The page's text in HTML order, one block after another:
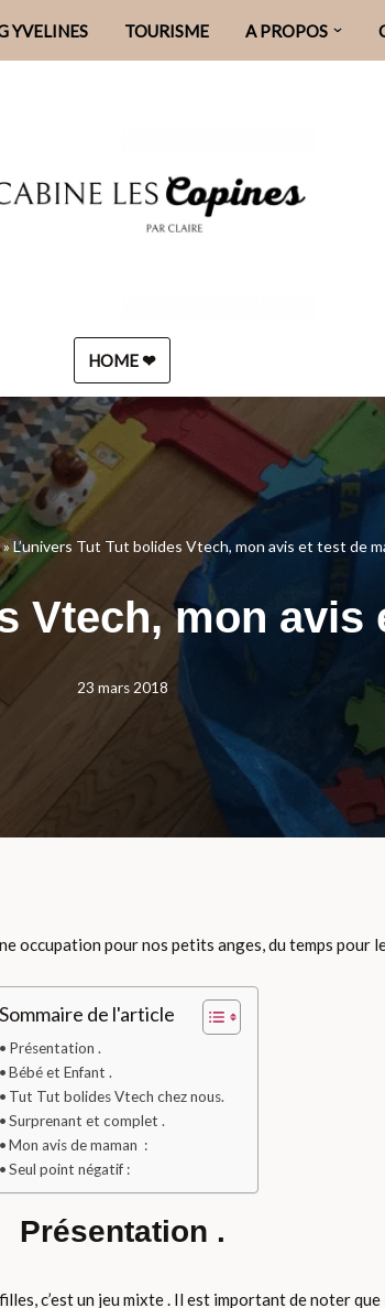
YVELINES TOURISME A PROPOS
HOME ❤︎
»L’univers Tut Tut bolides Vtech, mon avis et test de
Vtech, mon avis
23 mars 2018
occupation pour nos petits anges, du temps pour
Sommaire de l'article
Présentation .
Bébé et Enfant .
Tut Tut bolides Vtech chez nous.
Surprenant et complet .
Mon avis de maman :
Seul point négatif :
Présentation .
c’est un jeu mixte . Il est important de noter